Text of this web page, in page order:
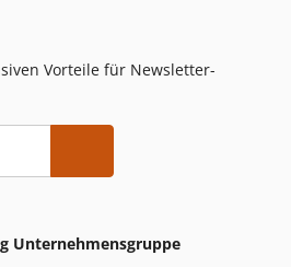
Vorteile für Newsletter-
Unternehmensgruppe